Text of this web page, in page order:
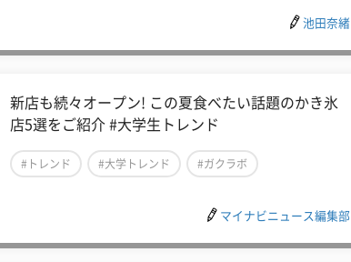
池田奈緒
新店も続々オープン! この夏食べたい話題のかき氷
店5選をご紹介 #大学生トレンド
#トレンド #大学トレンド #ガクラボ
マイナビニュース編集部